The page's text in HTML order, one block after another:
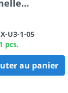
vers A mâle,
U3-1-05
pcs.
au panier